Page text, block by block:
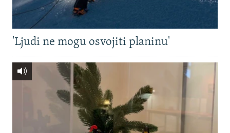
'Ljudi ne mogu osvojiti planinu'